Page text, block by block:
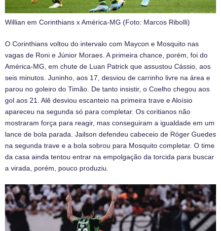
Willian em Corinthians x América-MG (Foto: Marcos Ribolli)
O Corinthians voltou do intervalo com Maycon e Mosquito nas
vagas de Roni e Júnior Moraes. A primeira chance, porém, foi do
América-MG, em chute de Luan Patrick que assustou Cássio, aos
seis minutos. Juninho, aos 17, desviou de carrinho livre na área e
parou no goleiro do Timão. De tanto insistir, o Coelho chegou aos
gol aos 21. Alê desviou escanteio na primeira trave e Aloísio
apareceu na segunda só para completar. Os coritianos não
mostraram força para reagir, mas conseguiram a igualdade em um
lance de bola parada. Jailson defendeu cabeceio de Róger Guedes
na segunda trave e a bola sobrou para Mosquito completar. O time
da casa ainda tentou entrar na empolgação da torcida para buscar
a virada, porém, pouco produziu.